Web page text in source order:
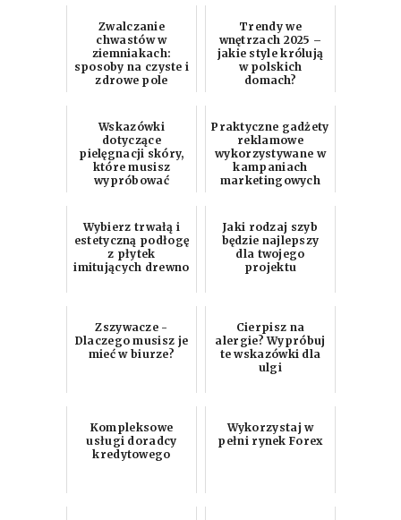
Zwalczanie
chwastów w
ziemniakach:
sposoby na czyste i
zdrowe pole
Trendy we
wnętrzach 2025 –
jakie style królują
w polskich
domach?
Wskazówki
dotyczące
pielęgnacji skóry,
które musisz
wypróbować
Praktyczne gadżety
reklamowe
wykorzystywane w
kampaniach
marketingowych
Wybierz trwałą i
estetyczną podłogę
z płytek
imitujących drewno
Jaki rodzaj szyb
będzie najlepszy
dla twojego
projektu
Zszywacze -
Dlaczego musisz je
mieć w biurze?
Cierpisz na
alergie? Wypróbuj
te wskazówki dla
ulgi
Kompleksowe
usługi doradcy
kredytowego
Wykorzystaj w
pełni rynek Forex